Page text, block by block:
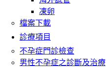
凍卵
檔案下載
診療項目
不孕症門診檢查
男性不孕症之診斷及治療